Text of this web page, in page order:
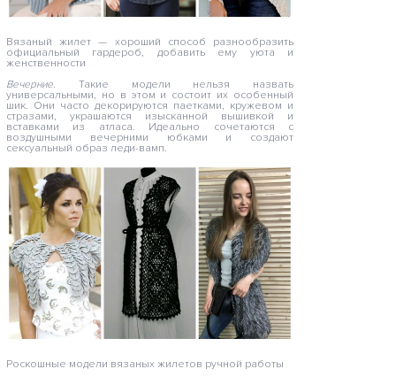
Вязаный жилет — хороший способ разнообразить
официальный гардероб, добавить ему уюта и
женственности
Вечерние. Такие модели нельзя назвать
универсальными, но в этом и состоит их особенный
шик. Они часто декорируются паетками, кружевом и
стразами, украшаются изысканной вышивкой и
вставками из атласа. Идеально сочетаются с
воздушными вечерними юбками и создают
сексуальный образ леди-вамп.
Роскошные модели вязаных жилетов ручной работы